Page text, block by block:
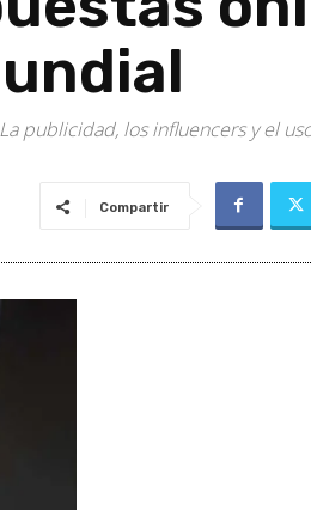
publicidad, los influencers y el
Compartir